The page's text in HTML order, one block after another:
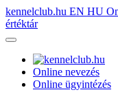
kennelclub.hu EN HU
értéktár
Online nevezés
Online ügyintézés